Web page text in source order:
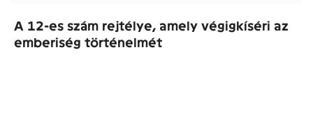
A 12-es szám rejtélye, amely végigkíséri az
emberiség történelmét